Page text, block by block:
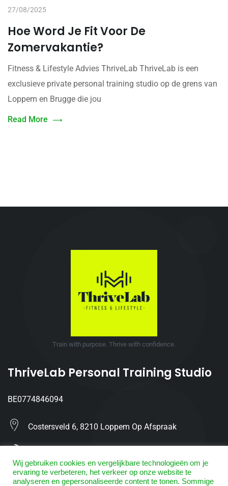
27/08/2025
Hoe Word Je Fit Voor De
Zomervakantie?
Fitness & Lifestyle Advies ThriveLab ThriveLab is een
exclusieve private personal training studio op de grens van
Loppem en Brugge die jou
Read More
Train with purpose. Thrive with confidence.
ThriveLab Personal Training Studio
BE0774846094
Costersveld 6, 8210 Loppem Op Afspraak
Info@ThriveLab.be
Wij gebruiken cookies en vergelijkbare technologieën om je
ervaring te verbeteren, het verkeer op onze website te
analyseren en gepersonaliseerde content te tonen. Sommige